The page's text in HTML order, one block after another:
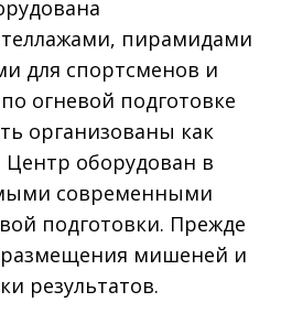
пирамидами
для спортсменов и
огневой подготовке
организованы как
оборудован в
современными
подготовки. Прежде
размещения мишеней и
результатов.